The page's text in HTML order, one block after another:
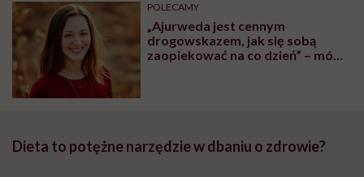
POLECAMY
„Ajurweda jest cennym
drogowskazem, jak się sobą
zaopiekować na co dzień” – mówi
Dieta to potężne narzędzie w dbaniu o zdrowie?